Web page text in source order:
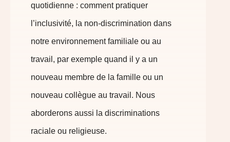
quotidienne : comment pratiquer
l’inclusivité, la non-discrimination dans
notre environnement familiale ou au
travail, par exemple quand il y a un
nouveau membre de la famille ou un
nouveau collègue au travail. Nous
aborderons aussi la discriminations
raciale ou religieuse.